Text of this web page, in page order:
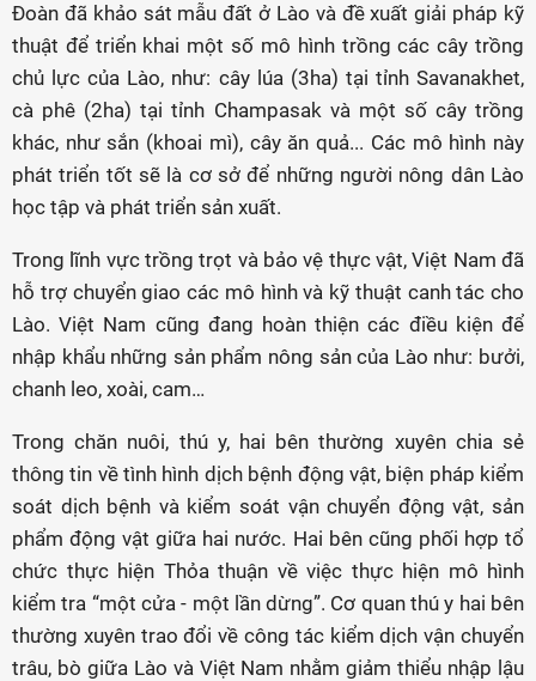
Đoàn đã khảo sát mẫu đất ở Lào và đề xuất giải pháp kỹ
thuật để triển khai một số mô hình trồng các cây trồng
chủ lực của Lào, như: cây lúa (3ha) tại tỉnh Savanakhet,
cà phê (2ha) tại tỉnh Champasak và một số cây trồng
khác, như sắn (khoai mì), cây ăn quả... Các mô hình này
phát triển tốt sẽ là cơ sở để những người nông dân Lào
học tập và phát triển sản xuất.
Trong lĩnh vực trồng trọt và bảo vệ thực vật, Việt Nam đã
hỗ trợ chuyển giao các mô hình và kỹ thuật canh tác cho
Lào. Việt Nam cũng đang hoàn thiện các điều kiện để
nhập khẩu những sản phẩm nông sản của Lào như: bưởi,
chanh leo, xoài, cam…
Trong chăn nuôi, thú y, hai bên thường xuyên chia sẻ
thông tin về tình hình dịch bệnh động vật, biện pháp kiểm
soát dịch bệnh và kiểm soát vận chuyển động vật, sản
phẩm động vật giữa hai nước. Hai bên cũng phối hợp tổ
chức thực hiện Thỏa thuận về việc thực hiện mô hình
kiểm tra “một cửa - một lần dừng”. Cơ quan thú y hai bên
thường xuyên trao đổi về công tác kiểm dịch vận chuyển
trâu, bò giữa Lào và Việt Nam nhằm giảm thiểu nhập lậu